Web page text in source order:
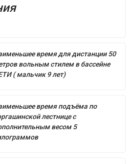
время для дистанции 50
вольным стилем в бассейне
( мальчик 9 лет)
время подъёма по
лестнице с
весом 5